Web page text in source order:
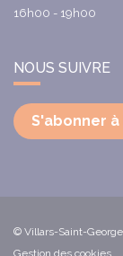
16h00 - 19h00
NOUS SUIVRE
S'abonner
© Villars-Saint-
Gestion des cookies